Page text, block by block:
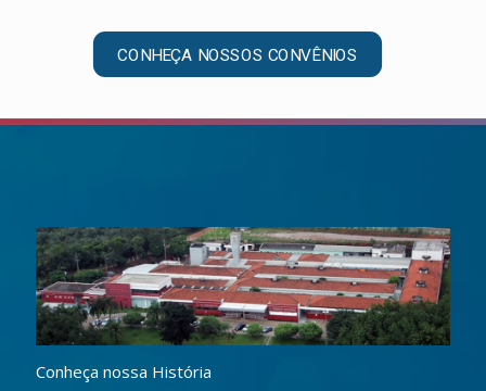
CONHEÇA NOSSOS CONVÊNIOS
Conheça nossa História